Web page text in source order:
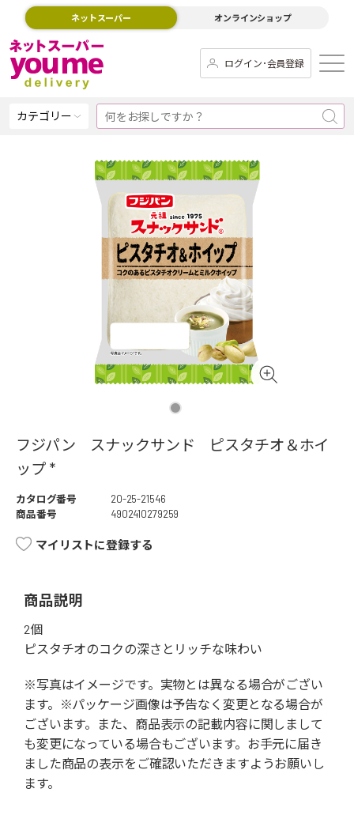
ネットスーパー オンラインショップ
ログイン･会員登録
カテゴリー
フジパン スナックサンド ピスタチオ＆ホイ
ップ *
カタログ番号
20-25-21546
商品番号
4902410279259
マイリストに登録する
商品説明
2個
ピスタチオのコクの深さとリッチな味わい
※写真はイメージです。実物とは異なる場合がござい
ます。※パッケージ画像は予告なく変更となる場合が
ございます。また、商品表示の記載内容に関しまして
も変更になっている場合もございます。お手元に届き
ました商品の表示をご確認いただきますようお願いし
ます。